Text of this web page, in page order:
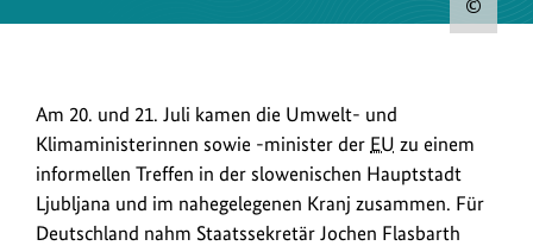
Am
20.
und
21.
Juli
Am 20. und 21. Juli kamen die Umwelt- und
Klimaministerinnen sowie -minister der EU zu einem
informellen Treffen in der slowenischen Hauptstadt
Ljubljana und im nahegelegenen Kranj zusammen. Für
Deutschland nahm Staatssekretär Jochen Flasbarth